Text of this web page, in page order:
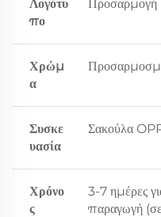
Λογότυ
πο
Προσαρμογή
Χρώμ
α
Συσκε
υασία
Σακούλα
Χρόνο
ς
3-7 ημέρες
παραγωγή